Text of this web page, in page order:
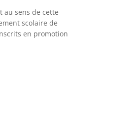
au sens de cette
scolaire de
en promotion